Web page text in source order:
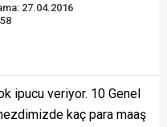
27.04.2016
ipucu veriyor. 10 Genel
kaç para maaş